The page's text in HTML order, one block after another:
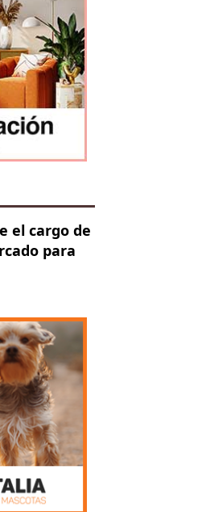
el cargo de
para